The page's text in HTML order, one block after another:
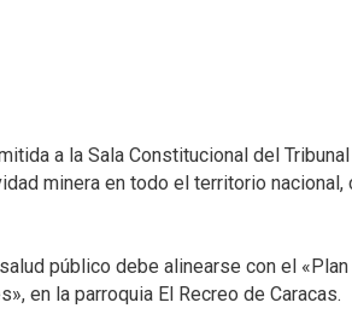
a la Sala Constitucional del
minera en todo el territorio
público debe alinearse con el
en la parroquia El Recreo de Caracas.